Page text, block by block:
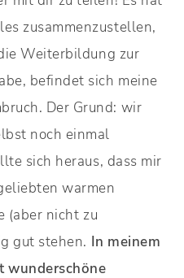
zusammenzustellen,
Weiterbildung zur
befindet sich meine
Der Grund: wir
noch einmal
sich heraus, dass mir
warmen
(aber nicht zu
gut stehen. In meinem
wunderschöne